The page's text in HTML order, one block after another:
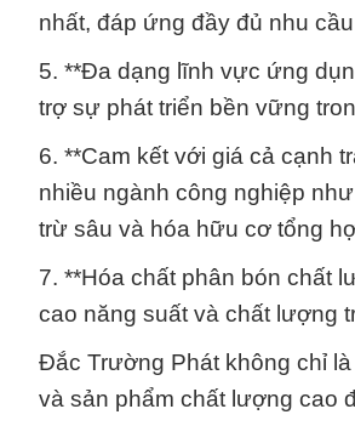
nhất, đáp ứng đầy đủ nhu
5. **Đa dạng lĩnh vực ứng
trợ sự phát triển bền vững
6. **Cam kết với giá cả cạnh
nhiều ngành công nghiệp
trừ sâu và hóa hữu cơ tổng
7. **Hóa chất phân bón chất
cao năng suất và chất lượng
Đắc Trường Phát không chỉ
và sản phẩm chất lượng cao